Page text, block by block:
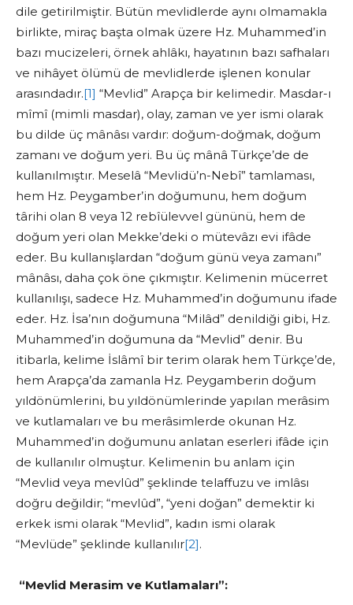
dile getirilmiştir. Bütün mevlidlerde aynı olmamakla
birlikte, miraç başta olmak üzere Hz. Muhammed’in
bazı mucizeleri, örnek ahlâkı, hayatının bazı safhaları
ve nihâyet ölümü de mevlidlerde işlenen konular
arasındadır.[1] “Mevlid” Arapça bir kelimedir. Masdar-ı
mîmî (mimli masdar), olay, zaman ve yer ismi olarak
bu dilde üç mânâsı vardır: doğum-doğmak, doğum
zamanı ve doğum yeri. Bu üç mânâ Türkçe’de de
kullanılmıştır. Meselâ “Mevlidü’n-Nebî” tamlaması,
hem Hz. Peygamber’in doğumunu, hem doğum
târihi olan 8 veya 12 rebîülevvel gününü, hem de
doğum yeri olan Mekke’deki o mütevâzı evi ifâde
eder. Bu kullanışlardan “doğum günü veya zamanı”
mânâsı, daha çok öne çıkmıştır. Kelimenin mücerret
kullanılışı, sadece Hz. Muhammed’in doğumunu ifade
eder. Hz. İsa’nın doğumuna “Milâd” denildiği gibi, Hz.
Muhammed’in doğumuna da “Mevlid” denir. Bu
itibarla, kelime İslâmî bir terim olarak hem Türkçe’de,
hem Arapça’da zamanla Hz. Peygamberin doğum
yıldönümlerini, bu yıldönümlerinde yapılan merâsim
ve kutlamaları ve bu merâsimlerde okunan Hz.
Muhammed’in doğumunu anlatan eserleri ifâde için
de kullanılır olmuştur. Kelimenin bu anlam için
“Mevlid veya mevlûd” şeklinde telaffuzu ve imlâsı
doğru değildir; “mevlûd”, “yeni doğan” demektir ki
erkek ismi olarak “Mevlid”, kadın ismi olarak
“Mevlüde” şeklinde kullanılır[2].
“Mevlid Merasim ve Kutlamaları”: